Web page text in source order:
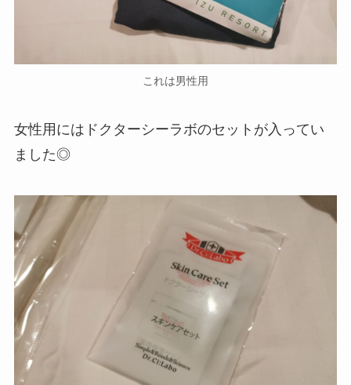
これは男性用
女性用にはドクターシーラボのセットが入ってい
ました◎